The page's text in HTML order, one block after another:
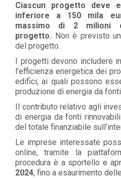
Ciascun progetto deve
inferiore a 150 mila
massimo di 2 milioni
progetto. Non è previsto
del progetto.
I progetti devono includere
l’efficienza energetica dei
edifici, ai quali possono
produzione di energia da
Il contributo relativo agli
di energia da fonti
del totale finanziabile
Le imprese interessate
online, tramite la
procedura è a sportello e
2024, fino a esaurimento